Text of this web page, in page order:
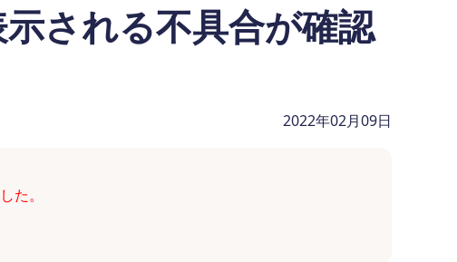
される不具合が確認
2022年02月09日
。